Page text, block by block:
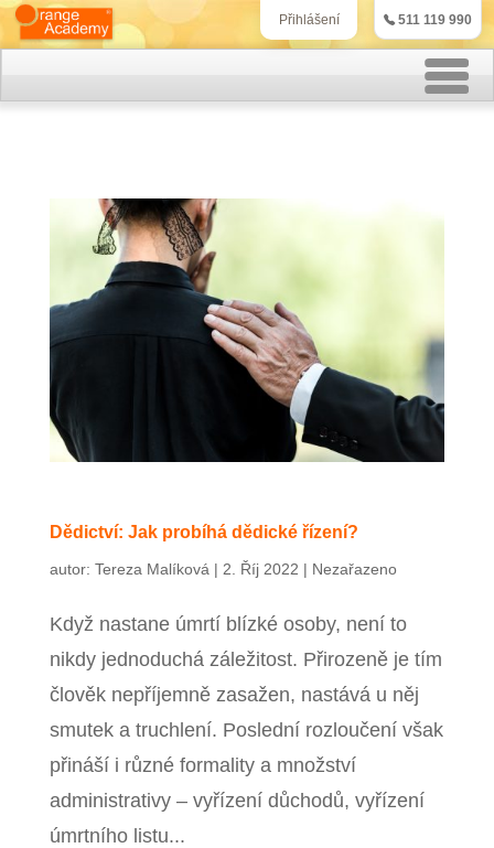
Přihlášení 511 119 990
Kurzy personalistiky
Kurzy marketingu
IT kurzy
Jazykové kurzy
Kontakt
Dědictví: Jak probíhá dědické řízení?
autor: Tereza Malíková | 2. Říj 2022 | Nezařazeno
Když nastane úmrtí blízké osoby, není to
nikdy jednoduchá záležitost. Přirozeně je tím
člověk nepříjemně zasažen, nastává u něj
smutek a truchlení. Poslední rozloučení však
přináší i různé formality a množství
administrativy – vyřízení důchodů, vyřízení
úmrtního listu...